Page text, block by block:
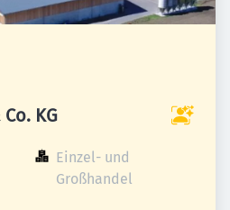
KG
Einzel- und
Großhandel